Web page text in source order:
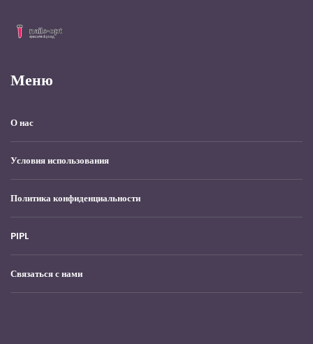
Меню
О нас
Условия использования
Политика конфиденциальности
PIPL
Связаться с нами